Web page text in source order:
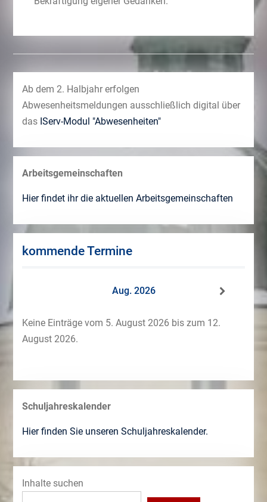
Ab dem 2. Halbjahr erfolgen
Abwesenheitsmeldungen ausschließlich digital über
das IServ-Modul "Abwesenheiten"
Arbeitsgemeinschaften
Hier findet ihr die aktuellen Arbeitsgemeinschaften
kommende Termine
Aug. 2026
Keine Einträge vom 5. August 2026 bis zum 12.
August 2026.
Schuljahreskalender
Hier finden Sie unseren Schuljahreskalender.
Inhalte suchen